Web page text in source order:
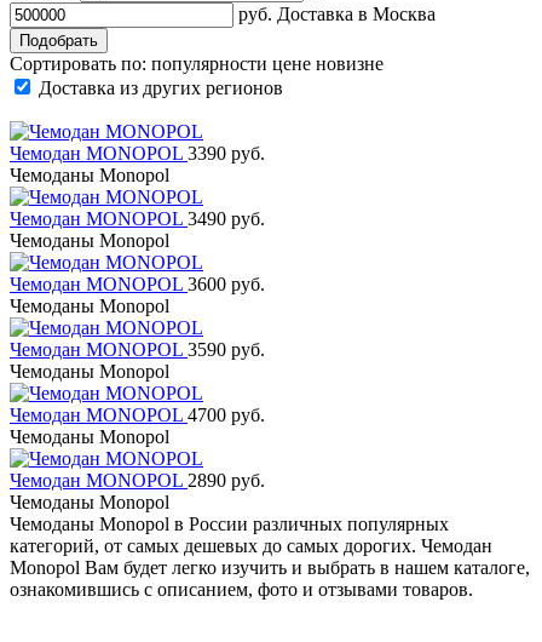
руб. Доставка в Москва
Сортировать по: популярности цене новизне
Доставка из других регионов
Чемодан MONOPOL 3390 руб.
Чемоданы Monopol
Чемодан MONOPOL 3490 руб.
Чемоданы Monopol
Чемодан MONOPOL 3600 руб.
Чемоданы Monopol
Чемодан MONOPOL 3590 руб.
Чемоданы Monopol
Чемодан MONOPOL 4700 руб.
Чемоданы Monopol
Чемодан MONOPOL 2890 руб.
Чемоданы Monopol
Чемоданы Monopol в России различных популярных
категорий, от самых дешевых до самых дорогих. Чемодан
Monopol Вам будет легко изучить и выбрать в нашем каталоге,
ознакомившись с описанием, фото и отзывами товаров.